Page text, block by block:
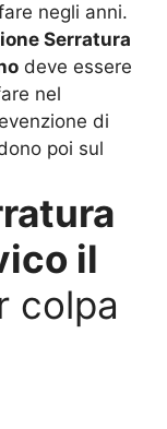
negli anni.
Serratura
deve essere
nel
di
poi sul
il
colpa